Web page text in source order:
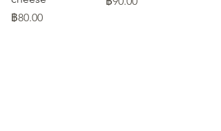
ราคา
฿80.00